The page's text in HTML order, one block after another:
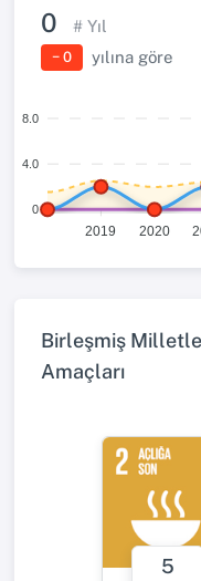
0 # Yıl
− 0 yılına göre
8.0
4.0
0
2019 2020
Birleşmiş
Amaçları
5